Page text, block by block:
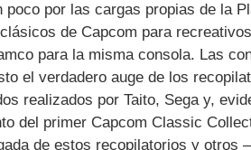
poco por las cargas propias de la
de Capcom para
para la misma consola. Las
el verdadero auge de los
realizados por Taito, Sega y,
del primer Capcom Classic
de estos recopilatorios y otros